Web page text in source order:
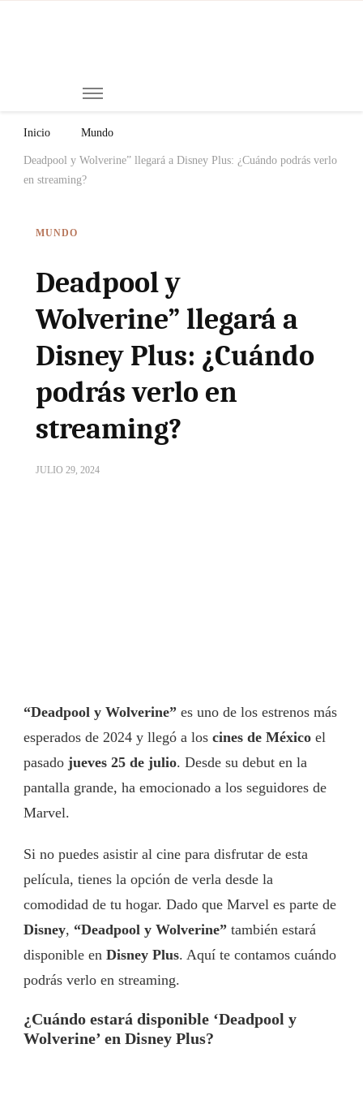
Inicio Mundo
Deadpool y Wolverine” llegará a Disney Plus: ¿Cuándo podrás verlo
en streaming?
MUNDO
Deadpool y
Wolverine” llegará a
Disney Plus: ¿Cuándo
podrás verlo en
streaming?
JULIO 29, 2024
“Deadpool y Wolverine” es uno de los estrenos más
esperados de 2024 y llegó a los cines de México el
pasado jueves 25 de julio. Desde su debut en la
pantalla grande, ha emocionado a los seguidores de
Marvel.
Si no puedes asistir al cine para disfrutar de esta
película, tienes la opción de verla desde la
comodidad de tu hogar. Dado que Marvel es parte de
Disney, “Deadpool y Wolverine” también estará
disponible en Disney Plus. Aquí te contamos cuándo
podrás verlo en streaming.
¿Cuándo estará disponible ‘Deadpool y
Wolverine’ en Disney Plus?